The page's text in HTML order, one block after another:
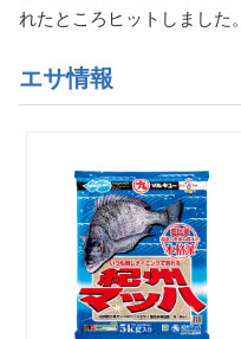
れたところヒットしました。
エサ情報